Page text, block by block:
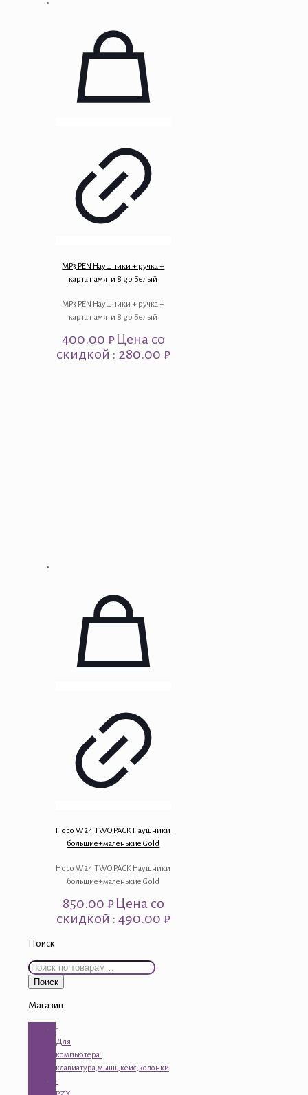
MP3 PEN Наушники + ручка +
карта памяти 8 gb Белый
MP3 PEN Наушники + ручка +
карта памяти 8 gb Белый
400.00 ₽Цена со
скидкой : 280.00 ₽
Hoco W24 TWO PACK Наушники
большие+маленькие Gold
Hoco W24 TWO PACK Наушники
большие+маленькие Gold
850.00 ₽Цена со
скидкой : 490.00 ₽
Поиск
Искать:
Поиск
Магазин
-
Для
компьютера:
клавиатура,мышь,кейс,колонки
-